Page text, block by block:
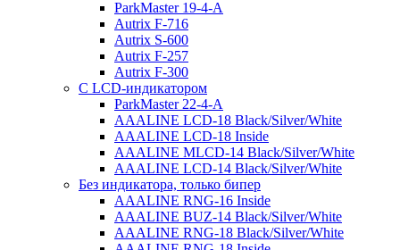
ParkMaster 19-4-A
Autrix F-716
Autrix S-600
Autrix F-257
Autrix F-300
С LCD-индикатором
ParkMaster 22-4-A
AAALINE LCD-18 Black/Silver/White
AAALINE LCD-18 Inside
AAALINE MLCD-14 Black/Silver/White
AAALINE LCD-14 Black/Silver/White
Без индикатора, только бипер
AAALINE RNG-16 Inside
AAALINE BUZ-14 Black/Silver/White
AAALINE RNG-18 Black/Silver/White